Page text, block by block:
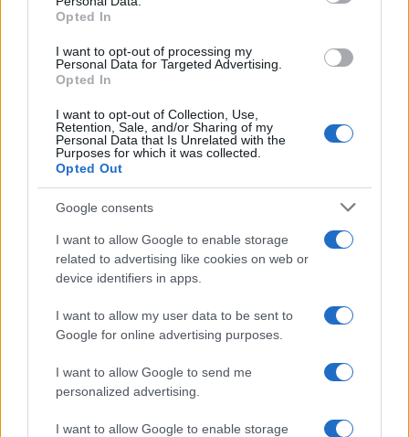
Opted In
I want to opt-out of processing my
Personal Data for Targeted Advertising.
Opted In
I want to opt-out of Collection, Use,
Retention, Sale, and/or Sharing of my
Personal Data that Is Unrelated with the
Purposes for which it was collected.
Opted Out
Google consents
I want to allow Google to enable storage
related to advertising like cookies on web or
device identifiers in apps.
I want to allow my user data to be sent to
Google for online advertising purposes.
I want to allow Google to send me
personalized advertising.
I want to allow Google to enable storage
Intervención conjunta de Japón y EE.UU. para frenar la caída
Marta Ruiz · 7 Ago 2026
FINANZAS